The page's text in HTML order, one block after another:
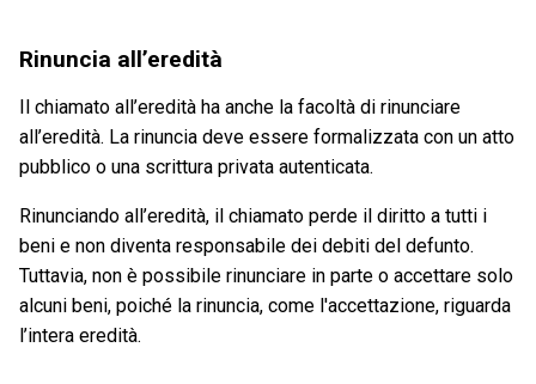
Rinuncia all’eredità
Il chiamato all’eredità ha anche la facoltà di rinunciare
all’eredità. La rinuncia deve essere formalizzata con un atto
pubblico o una scrittura privata autenticata.
Rinunciando all’eredità, il chiamato perde il diritto a tutti i
beni e non diventa responsabile dei debiti del defunto.
Tuttavia, non è possibile rinunciare in parte o accettare solo
alcuni beni, poiché la rinuncia, come l'accettazione, riguarda
l’intera eredità.